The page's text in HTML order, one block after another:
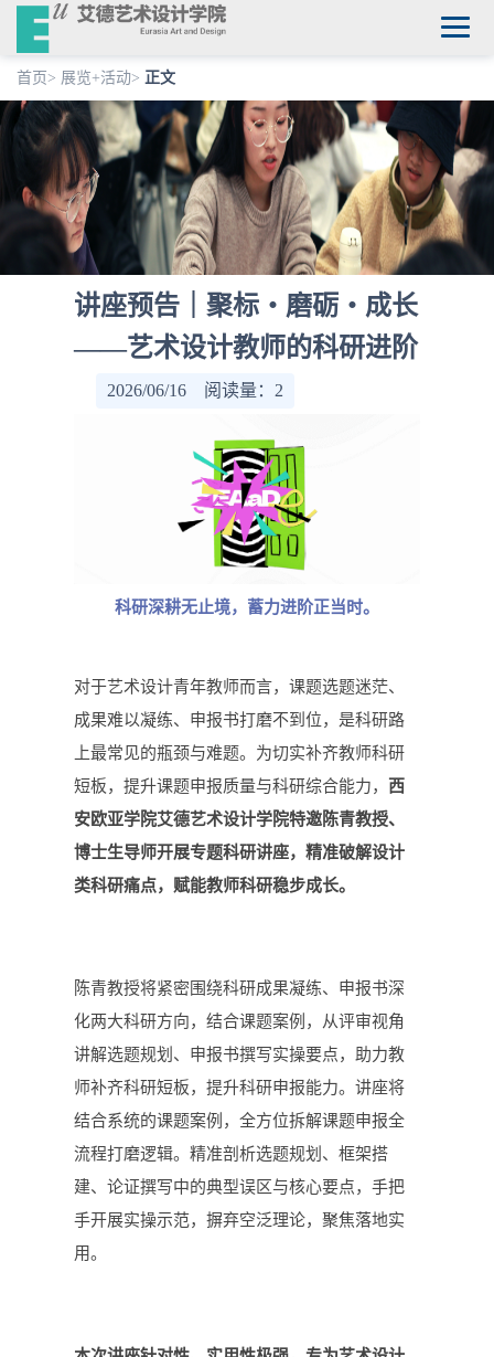
首页> 展览+活动> 正文
讲座预告｜聚标・磨砺・成长
——艺术设计教师的科研进阶
2026/06/16 阅读量： 2
科研深耕无止境，蓄力进阶正当时。
对于艺术设计青年教师而言，课题选题迷茫、
成果难以凝练、申报书打磨不到位，是科研路
上最常见的瓶颈与难题。为切实补齐教师科研
短板，提升课题申报质量与科研综合能力， 西
安欧亚学院艾德艺术设计学院特邀陈青教授、
博士生导师开展专题科研讲座，精准破解设计
类科研痛点，赋能教师科研稳步成长。
陈青教授将紧密围绕科研成果凝练、申报书深
化两大科研方向，结合课题案例，从评审视角
讲解选题规划、申报书撰写实操要点，助力教
师补齐科研短板，提升科研申报能力。讲座将
结合系统的课题案例 ，全方位拆解课题申报全
流程打磨逻辑。精准剖析选题规划、框架搭
建、论证撰写中的典型误区与核心要点，手把
手开展实操示范，摒弃空泛理论，聚焦落地实
用。